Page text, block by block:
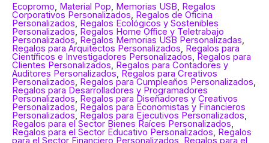
Ecopromo, Material Pop, Memorias USB, Regalos
Corporativos Personalizados, Regalos de Oficina
Personalizados, Regalos Ecológicos y Sostenibles
Personalizados, Regalos Home Office y Teletrabajo
Personalizados, Regalos Memorias USB Personalizadas,
Regalos para Arquitectos Personalizados, Regalos para
Científicos e Investigadores Personalizados, Regalos para
Clientes Personalizados, Regalos para Contadores y
Auditores Personalizados, Regalos para Creativos
Personalizados, Regalos para Cumpleaños Personalizados,
Regalos para Desarrolladores y Programadores
Personalizados, Regalos para Diseñadores y Creativos
Personalizados, Regalos para Economistas y Financieros
Personalizados, Regalos para Ejecutivos Personalizados,
Regalos para el Sector Bienes Raíces Personalizados,
Regalos para el Sector Educativo Personalizados, Regalos
para el Sector Financiero Personalizados, Regalos para el